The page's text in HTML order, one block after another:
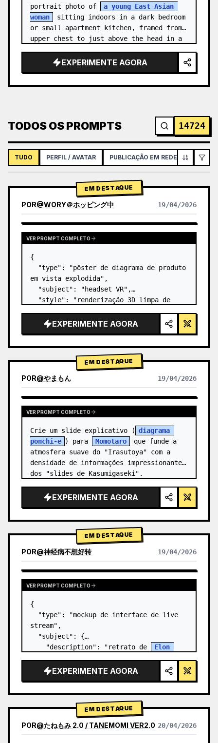
portrait photo of
a young East Asian
woman
sitting indoors in a dark bedroom
or small apartment kitchen, framed from
upper chest to just above the head in a
EXPERIMENTE AGORA
TODOS OS PROMPTS 14724
TUDO PERFIL / AVATAR PUBLICAÇÃO EM REDES SOCIAIS
EM DESTAQUE
POR@WORY＠ホッピング中 19/04/2026
VER PROMPT COMPLETO
{
  "type": "pôster de diagrama de produto
em vista explodida",
  "subject": "headset VR",
  "style": "renderização 3D limpa de
detalhes brilhantes",
  "background": "{argument
default=\"gradien…
EXPERIMENTE AGORA
EM DESTAQUE
POR@やまもん 19/04/2026
VER RESULTADOS DE OUTROS MODELOS
VER PROMPT COMPLETO
Crie um slide explicativo ( diagrama
ponchi-e ) para Momotaro
que funde a
atmosfera suave do "Irasutoya" com a
densidade de informações impressionante
dos "slides de Kasumigaseki".
EXPERIMENTE AGORA
EM DESTAQUE
POR@神经病不想好转 19/04/2026
VER PROMPT COMPLETO
{
  "type": "mockup de interface de live
stream",
  "subject": {
    "description": "retrato de
Elon
preta com um gráfico técnico esquemático
em branco",
EXPERIMENTE AGORA
EM DESTAQUE
POR@たねもみ 2.0 / TANEMOMI VER2.0 20/04/2026